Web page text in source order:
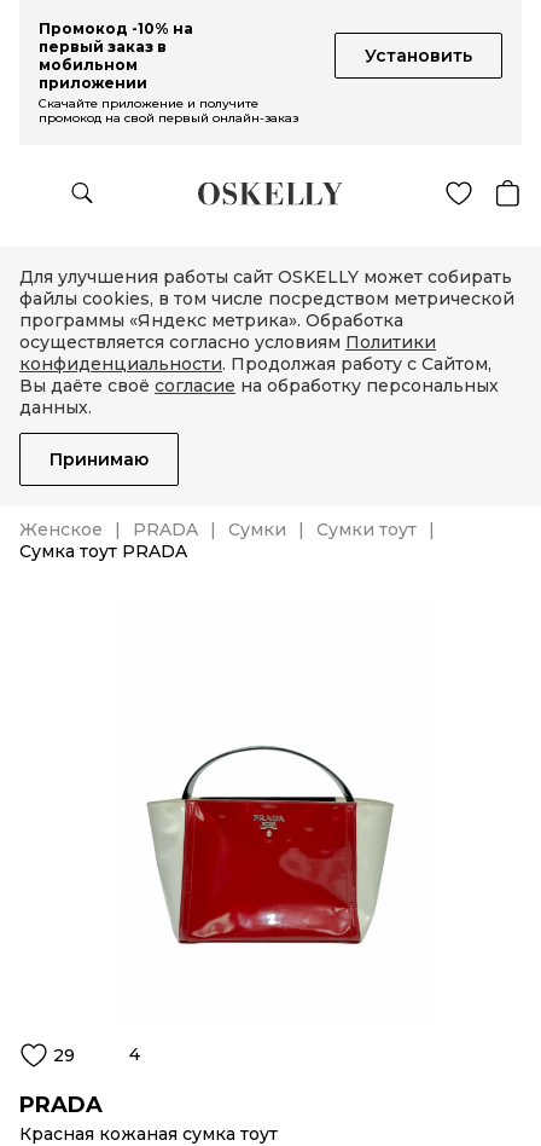
Промокод -10% на
первый заказ в
мобильном
приложении
Установить
Скачайте приложение и получите
промокод на свой первый онлайн-заказ
Для улучшения работы сайт OSKELLY может собирать
файлы cookies, в том числе посредством метрической
программы «Яндекс метрика». Обработка
осуществляется согласно условиям Политики
конфиденциальности. Продолжая работу с Сайтом,
Вы даёте своё согласие на обработку персональных
данных.
Принимаю
Женское PRADA Сумки
Сумки тоут
Сумка тоут PRADA
29 4
PRADA
Красная кожаная сумка тоут